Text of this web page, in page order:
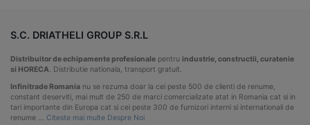
S.C. DRIATHELI GROUP S.R.L
Distribuitor de echipamente profesionale pentru industrie, constructii, curatenie
si HORECA . Distributie nationala, transport gratuit.
Infinitrade Romania nu se rezuma doar la cei peste 500 de clienti de renume,
constant deserviti, mai mult de 250 de marci comercializate atat in Romania cat si in
tari importante din Europa cat si cei peste 300 de furnizori interni si internationali de
renume … Citeste mai multe Despre Noi